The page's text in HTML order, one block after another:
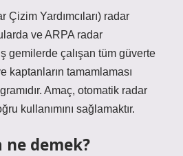
Çizim Yardımcıları) radar
ve ARPA radar
gemilerde çalışan tüm güverte
kaptanların tamamlaması
Amaç, otomatik radar
kullanımını sağlamaktır.
ne demek?